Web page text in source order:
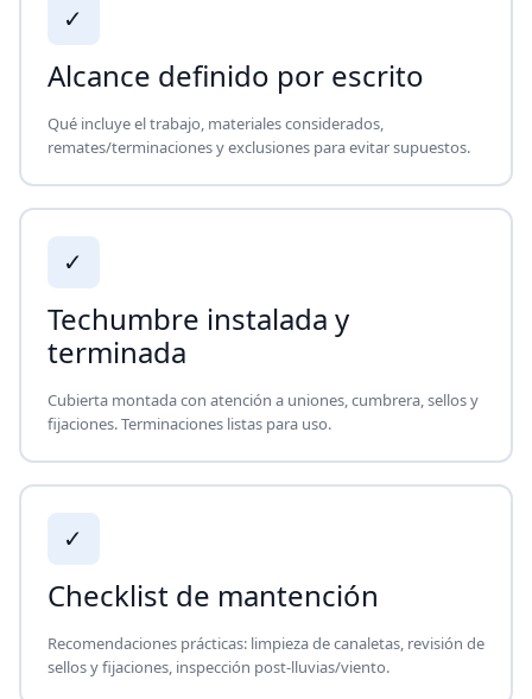
✓
Alcance definido por escrito
Qué incluye el trabajo, materiales considerados,
remates/terminaciones y exclusiones para evitar supuestos.
✓
Techumbre instalada y
terminada
Cubierta montada con atención a uniones, cumbrera, sellos y
fijaciones. Terminaciones listas para uso.
✓
Checklist de mantención
Recomendaciones prácticas: limpieza de canaletas, revisión de
sellos y fijaciones, inspección post-lluvias/viento.